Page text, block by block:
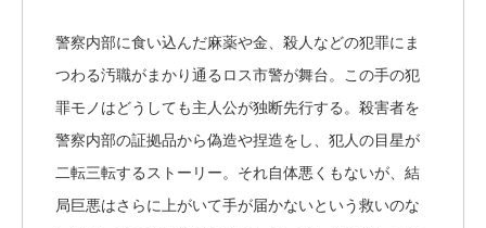
警察内部に食い込んだ麻薬や金、殺人などの犯罪にま
つわる汚職がまかり通るロス市警が舞台。この手の犯
罪モノはどうしても主人公が独断先行する。殺害者を
警察内部の証拠品から偽造や捏造をし、犯人の目星が
二転三転するストーリー。それ自体悪くもないが、結
局巨悪はさらに上がいて手が届かないという救いのな